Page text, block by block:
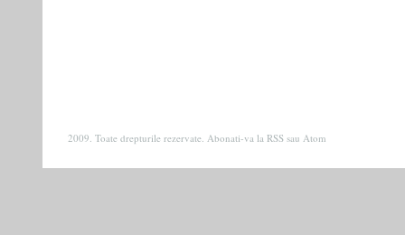
2009. Toate drepturile rezervate. Abonati-va la RSS sau Atom